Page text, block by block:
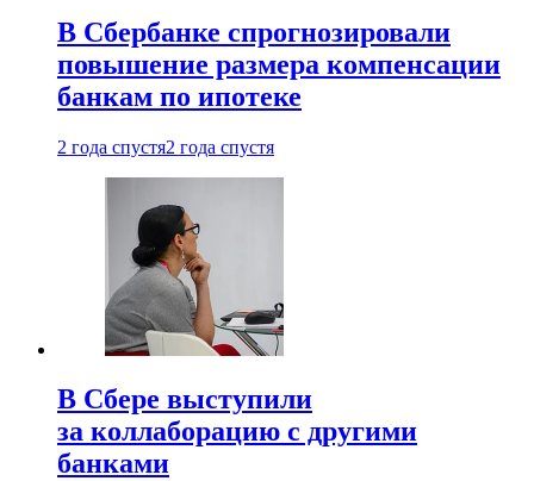
В Сбербанке спрогнозировали
повышение размера компенсации
банкам по ипотеке
2 года спустя2 года спустя
В Сбере выступили
за коллаборацию с другими
банками